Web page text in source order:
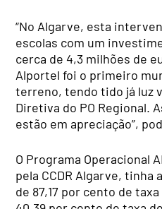
“No Algarve, esta
escolas com um
cerca de 4,3 milhões de
Alportel foi o primeiro
terreno, tendo tido já luz
Diretiva do PO Regional.
estão em apreciação”,
O Programa Operacional
pela CCDR Algarve, tinha
de 87,17 por cento de